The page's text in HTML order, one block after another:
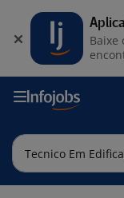
Baixe